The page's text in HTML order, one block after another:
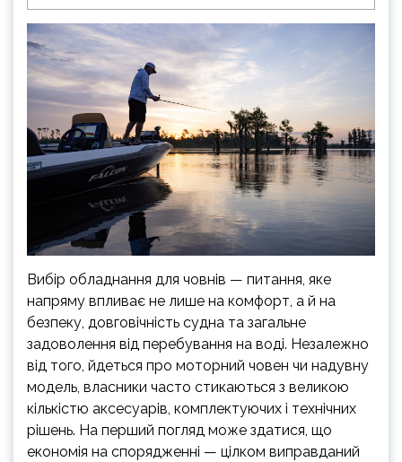
Вибір обладнання для човнів — питання, яке
напряму впливає не лише на комфорт, а й на
безпеку, довговічність судна та загальне
задоволення від перебування на воді. Незалежно
від того, йдеться про моторний човен чи надувну
модель, власники часто стикаються з великою
кількістю аксесуарів, комплектуючих і технічних
рішень. На перший погляд може здатися, що
економія на спорядженні — цілком виправданий